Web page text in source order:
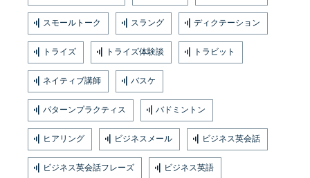
スモールトーク スラング ディクテーション
トライズ トライズ体験談 トラビット
ネイティブ講師 バスケ
パターンプラクティス バドミントン
ヒアリング ビジネスメール ビジネス英会話
ビジネス英会話フレーズ ビジネス英語